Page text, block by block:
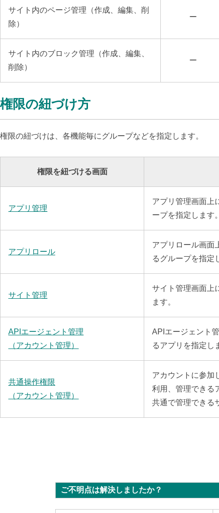
サイト内のページ管理（作成、編集、削
除）
ー
サイト内のブロック管理（作成、編集、
削除）
ー
権限の紐づけ方
権限の紐づけは、各機能毎にグループなどを指定します。
権限を紐づける画面
アプリ管理
アプリ管理画面上
ープを指定します
アプリロール
アプリロール画面
るグループを指定
サイト管理
サイト管理画面上
ます。
APIエージェント管理
（アカウント管理）
APIエージェント
るアプリを指定し
共通操作権限
（アカウント管理）
アカウントに参加
利用、管理できる
共通で管理できる